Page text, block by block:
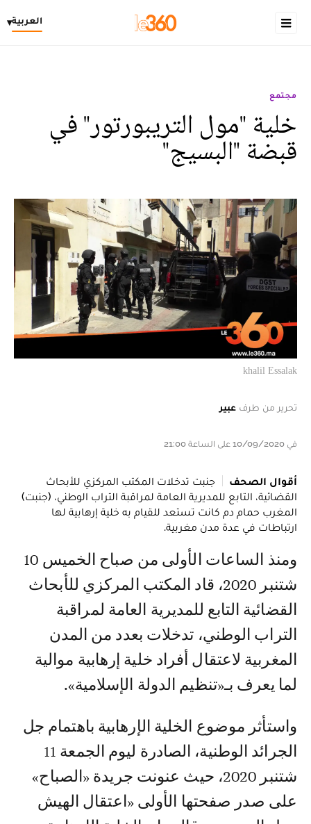
العربية▾
مجتمع
خلية "مول التريبورتور" في
قبضة "البسيج"
khalil Essalak
تحرير من طرف عبير
في 10/09/2020 على الساعة 21:00
أقوال الصحف
جنبت تدخلات المكتب المركزي للأبحاث
القضائية، التابع للمديرية العامة لمراقبة التراب الوطني، (جنبت)
المغرب حمام دم كانت تستعد للقيام به خلية إرهابية لها
ارتباطات في عدة مدن مغربية.
ومنذ الساعات الأولى من صباح الخميس 10
شتنبر 2020، قاد المكتب المركزي للأبحاث
القضائية التابع للمديرية العامة لمراقبة
التراب الوطني، تدخلات بعدد من المدن
المغربية لاعتقال أفراد خلية إرهابية موالية
لما يعرف بـ«تنظيم الدولة الإسلامية».
واستأثر موضوع الخلية الإرهابية باهتمام جل
الجرائد الوطنية، الصادرة ليوم الجمعة 11
شتنبر 2020، حيث عنونت جريدة «الصباح»
على صدر صفحتها الأولى «اعتقال الهيش